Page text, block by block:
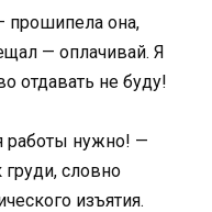
прошипела она,
— оплачивай. Я
отдавать не буду!
работы нужно! —
словно
изъятия.